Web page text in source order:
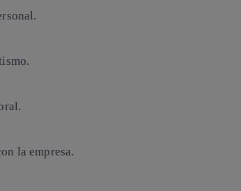
la empresa.